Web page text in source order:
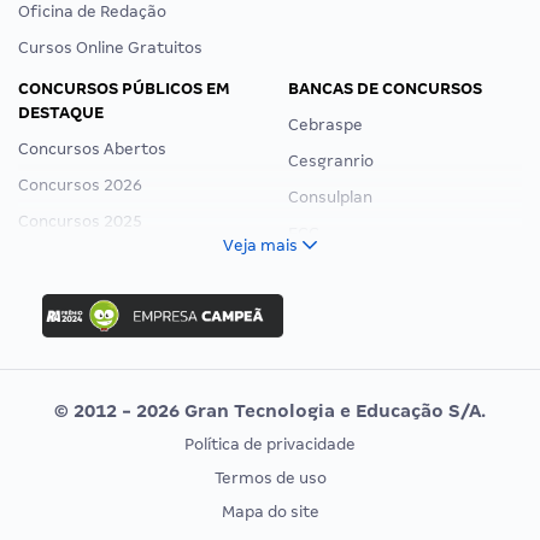
Oficina de Redação
Cursos Online Gratuitos
CONCURSOS PÚBLICOS EM
DESTAQUE
Concursos Abertos
Concursos 2026
Concursos 2025
Concurso Ibama
Concurso MPU
Editais publicados
BANCAS DE CONCURSOS
Cebraspe
Cesgranrio
Consulplan
Vunesp
CONCURSOS POR PROFISSÃO
EXAME DE ORDEM
Veja mais
© 2012 - 2026 Gran Tecnologia e Educação S/A.
Política de privacidade
Termos de uso
Mapa do site